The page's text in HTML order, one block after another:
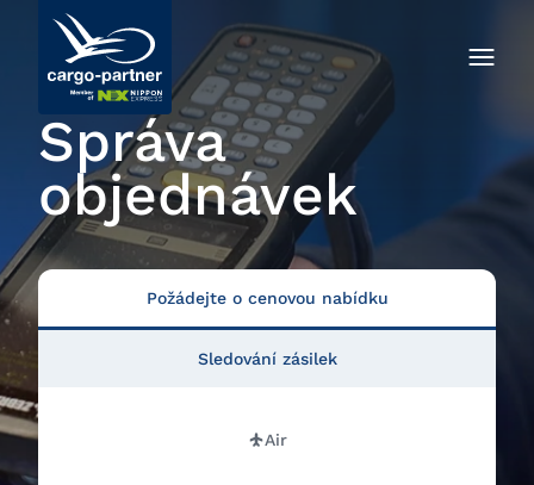
Správa
objednávek
Požádejte o cenovou nabídku
Air
Sledování zásilek